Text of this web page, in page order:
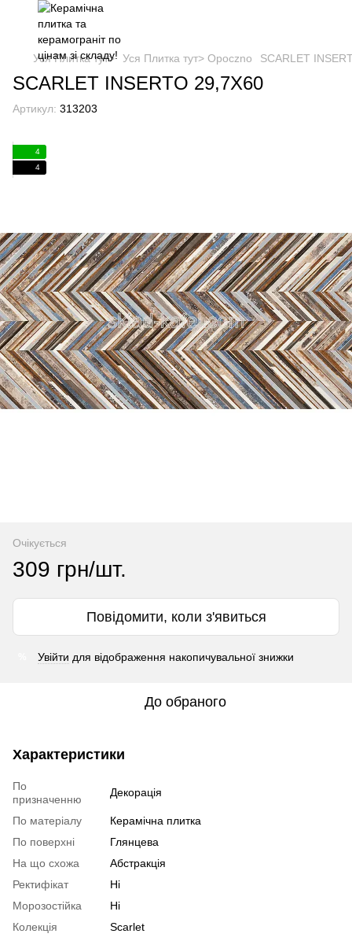
Уся Плитка тут> Уся Плитка тут> Opoczno SCARLET
SCARLET INSERTO 29,7X60
Артикул: 313203
4
4
Очікується
309 грн/шт.
Повідомити, коли з'явиться
Увійти для відображення накопичувальної знижки
До обраного
Характеристики
По
призначенню
Декорація
По матеріалу
Керамічна плитка
По поверхні
Глянцева
На що схожа
Абстракція
Ректифікат
Ні
Морозостійка
Ні
Колекція
Scarlet